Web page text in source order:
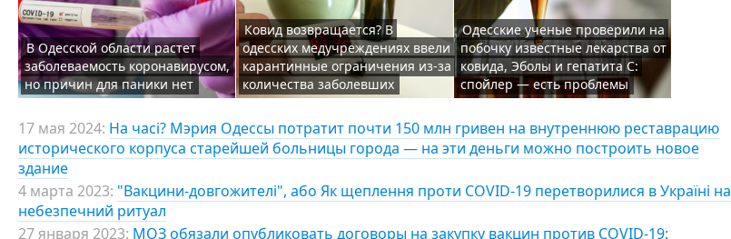
В Одесской области растет
заболеваемость коронавирусом,
но причин для паники нет
Ковид возвращается? В
одесских медучреждениях ввели
карантинные ограничения из-за
количества заболевших
Одесские ученые проверили на
побочку известные лекарства от
ковида, Эболы и гепатита С:
спойлер — есть проблемы
17 мая 2024: На часі? Мэрия Одессы потратит почти 150 млн гривен на внутреннюю реставрацию
исторического корпуса старейшей больницы города — на эти деньги можно построить новое
здание
4 марта 2023: "Вакцини-довгожителі", або Як щеплення проти COVID-19 перетворилися в Україні на
небезпечний ритуал
27 января 2023: МОЗ обязали опубликовать договоры на закупку вакцин против COVID-19: